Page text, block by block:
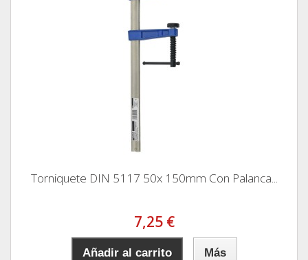
Torniquete DIN 5117 50x 150mm Con Palanca...
7,25 €
Añadir al carrito Más